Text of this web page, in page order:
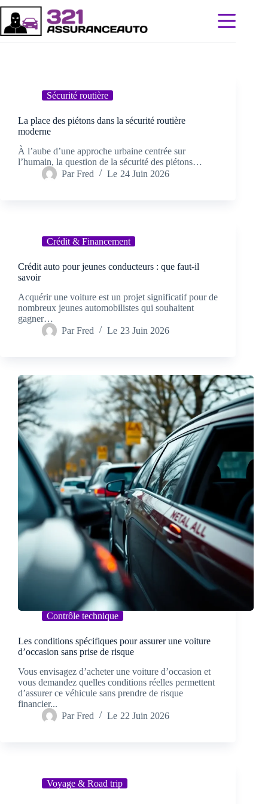
Passer
contenu
Sécurité routière
La place des piétons dans la sécurité routière
moderne
À l’aube d’une approche urbaine centrée sur
l’humain, la question de la sécurité des piétons…
Par Fred Le 24 Juin 2026
Crédit & Financement
Crédit auto pour jeunes conducteurs : que faut-il
savoir
Acquérir une voiture est un projet significatif pour de
nombreux jeunes automobilistes qui souhaitent
gagner…
Par Fred Le 23 Juin 2026
Contrôle technique
Les conditions spécifiques pour assurer une voiture
d’occasion sans prise de risque
Vous envisagez d’acheter une voiture d’occasion et
vous demandez quelles conditions réelles permettent
d’assurer ce véhicule sans prendre de risque
financier...
Par Fred Le 22 Juin 2026
Voyage & Road trip